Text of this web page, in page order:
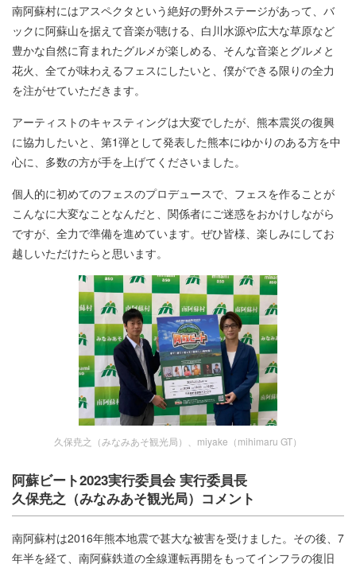
南阿蘇村にはアスペクタという絶好の野外ステージがあって、バ
ックに阿蘇山を据えて音楽が聴ける、白川水源や広大な草原など
豊かな自然に育まれたグルメが楽しめる、そんな音楽とグルメと
花火、全てが味わえるフェスにしたいと、僕ができる限りの全力
を注がせていただきます。
アーティストのキャスティングは大変でしたが、熊本震災の復興
に協力したいと、第1弾として発表した熊本にゆかりのある方を中
心に、多数の方が手を上げてくださいました。
個人的に初めてのフェスのプロデュースで、フェスを作ることが
こんなに大変なことなんだと、関係者にご迷惑をおかけしながら
ですが、全力で準備を進めています。ぜひ皆様、楽しみにしてお
越しいただけたらと思います。
久保尭之（みなみあそ観光局）、miyake（mihimaru GT）
阿蘇ビート2023実行委員会 実行委員長
久保尭之（みなみあそ観光局）コメント
南阿蘇村は2016年熊本地震で甚大な被害を受けました。その後、7
年半を経て、南阿蘇鉄道の全線運転再開をもってインフラの復旧